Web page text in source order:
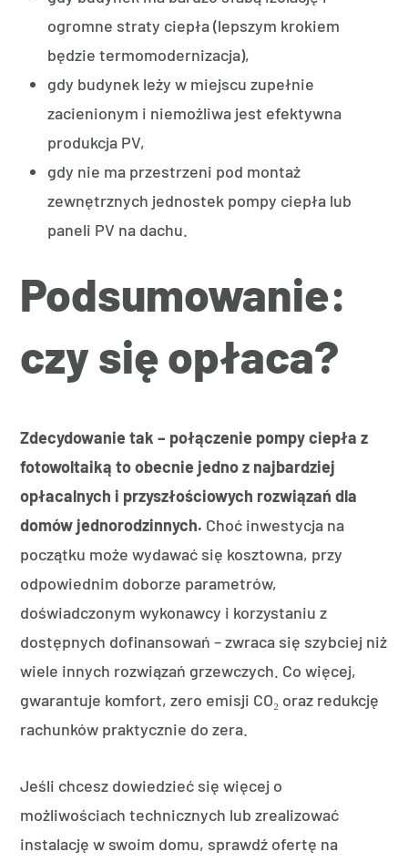
ogromne straty ciepła (lepszym krokiem
będzie termomodernizacja),
gdy budynek leży w miejscu zupełnie
zacienionym i niemożliwa jest efektywna
produkcja PV,
gdy nie ma przestrzeni pod montaż
zewnętrznych jednostek pompy ciepła lub
paneli PV na dachu.
Podsumowanie:
czy się opłaca?
Zdecydowanie tak – połączenie pompy ciepła z
fotowoltaiką to obecnie jedno z najbardziej
opłacalnych i przyszłościowych rozwiązań dla
domów jednorodzinnych. Choć inwestycja na
początku może wydawać się kosztowna, przy
odpowiednim doborze parametrów,
doświadczonym wykonawcy i korzystaniu z
dostępnych dofinansowań – zwraca się szybciej niż
wiele innych rozwiązań grzewczych. Co więcej,
gwarantuje komfort, zero emisji CO₂ oraz redukcję
rachunków praktycznie do zera.
Jeśli chcesz dowiedzieć się więcej o
możliwościach technicznych lub zrealizować
instalację w swoim domu, sprawdź ofertę na